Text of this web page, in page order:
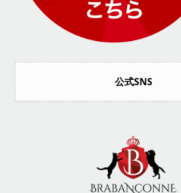
公式SNS